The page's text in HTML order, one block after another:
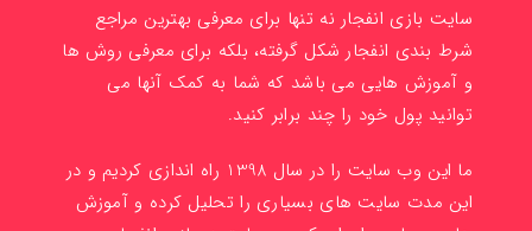
سایت بازی انفجار نه تنها برای معرفی بهترین مراجع
شرط بندی انفجار شکل گرفته، بلکه برای معرفی روش ها
و آموزش هایی می باشد که شما به کمک آنها می
توانید پول خود را چند برابر کنید.
ما این وب سایت را در سال 1398 راه اندازی کردیم و در
این مدت سایت های بسیاری را تحلیل کرده و آموزش